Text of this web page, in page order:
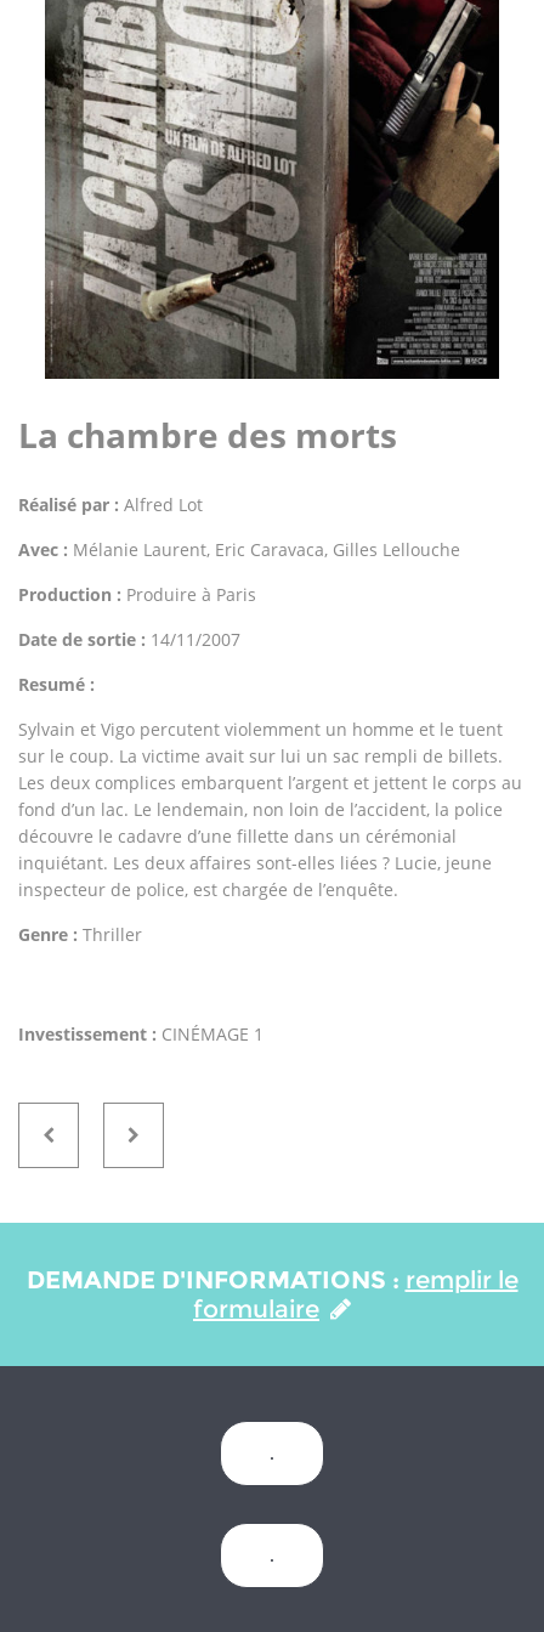
La chambre des morts
Réalisé par : Alfred Lot
Avec : Mélanie Laurent, Eric Caravaca, Gilles Lellouche
Production : Produire à Paris
Date de sortie : 14/11/2007
Resumé :
Sylvain et Vigo percutent violemment un homme et le tuent
sur le coup. La victime avait sur lui un sac rempli de billets.
Les deux complices embarquent l’argent et jettent le corps au
fond d’un lac. Le lendemain, non loin de l’accident, la police
découvre le cadavre d’une fillette dans un cérémonial
inquiétant. Les deux affaires sont-elles liées ? Lucie, jeune
inspecteur de police, est chargée de l’enquête.
Genre : Thriller
Investissement : CINÉMAGE 1
DEMANDE D'INFORMATIONS : remplir le
formulaire
.
.